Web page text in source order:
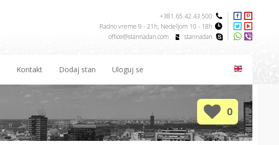
+381.65.42.43.500
Radno vreme 9 - 21h, Nedeljom 10 - 18h
stannadan
office@stannadan.com
Kontakt Dodaj stan Uloguj se
0